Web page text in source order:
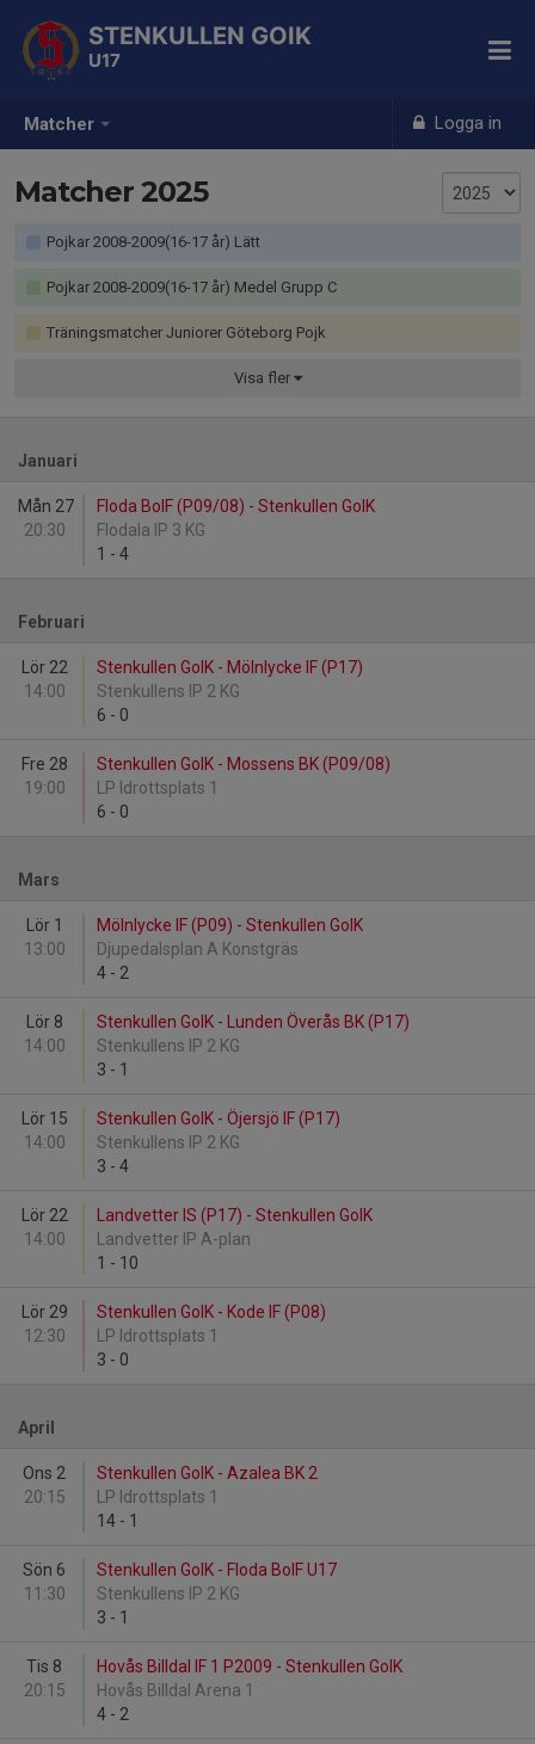
Matcher Logga in
STENKULLEN GOIK
U17
Matcher 2025
Pojkar 2008-2009(16-17 år) Lätt
Pojkar 2008-2009(16-17 år) Medel Grupp C
Träningsmatcher Juniorer Göteborg Pojk
Visa fler
Januari
Mån 27
20:30
Floda BoIF (P09/08) - Stenkullen GoIK
Flodala IP 3 KG
1 - 4
Februari
Lör 22
14:00
Stenkullen GoIK - Mölnlycke IF (P17)
Stenkullens IP 2 KG
6 - 0
Fre 28
19:00
Stenkullen GoIK - Mossens BK (P09/08)
LP Idrottsplats 1
6 - 0
Mars
Lör 1
13:00
Mölnlycke IF (P09) - Stenkullen GoIK
Djupedalsplan A Konstgräs
4 - 2
Lör 8
14:00
Stenkullen GoIK - Lunden Överås BK (P17)
Stenkullens IP 2 KG
3 - 1
Lör 15
14:00
Stenkullen GoIK - Öjersjö IF (P17)
Stenkullens IP 2 KG
3 - 4
Lör 22
14:00
Landvetter IS (P17) - Stenkullen GoIK
Landvetter IP A-plan
1 - 10
Lör 29
12:30
Stenkullen GoIK - Kode IF (P08)
LP Idrottsplats 1
3 - 0
April
Ons 2
20:15
Stenkullen GoIK - Azalea BK 2
LP Idrottsplats 1
14 - 1
Sön 6
11:30
Stenkullen GoIK - Floda BoIF U17
Stenkullens IP 2 KG
3 - 1
Tis 8
20:15
Hovås Billdal IF 1 P2009 - Stenkullen GoIK
Hovås Billdal Arena 1
4 - 2